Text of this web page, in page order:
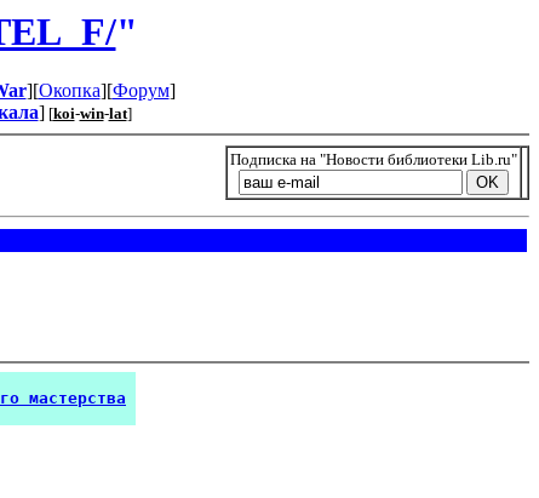
"
][Окопка][Форум]
] [koi-win-lat]
Подписка на "Новости библиотеки Lib.ru"
мастерства